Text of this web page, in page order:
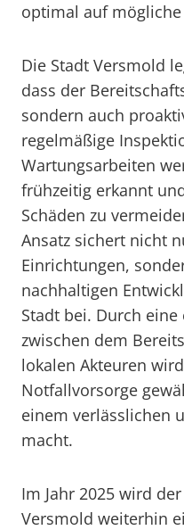
optimal auf
Die Stadt Versmold
dass der
sondern auch
regelmäßige
Wartungsarbeiten
frühzeitig erkannt
Schäden zu
Ansatz sichert nicht
Einrichtungen,
nachhaltigen
Stadt bei. Durch
zwischen dem
lokalen Akteuren
Notfallvorsorge
einem verlässlichen
macht.
Im Jahr 2025 wird
Versmold weiterhin